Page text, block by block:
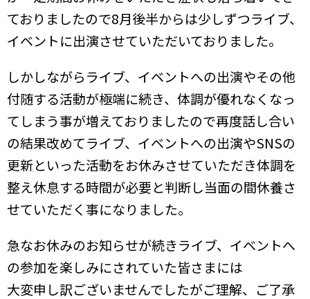
ておりましたので8月後半からは少しずつライブ、
イベントに出演させていただいておりました。
しかしながらライブ、イベントへの出演やその他
付随する活動が極端に続き、体調が優れなくなっ
てしまう事が増えておりましたので再度話し合い
の結果改めてライブ、イベントへの出演やSNSの
更新といった活動をお休みさせていただき体調を
整え休息する時間が必要と判断し当面の間休養さ
せていただく事になりました。
急なお休みのお知らせが続きライブ、イベントへ
の参加を楽しみにされていた皆さまには
大変申し訳ございませんでしたがご理解、ご了承